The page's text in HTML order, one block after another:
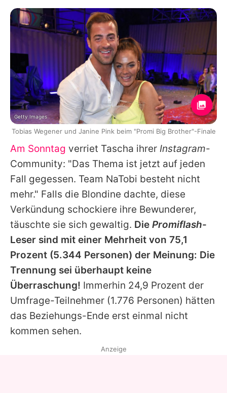
Am Sonntag verriet Tascha ihrer Instagram-
Community: "Das Thema ist jetzt auf jeden
Fall gegessen. Team NaTobi besteht nicht
mehr." Falls die Blondine dachte, diese
Verkündung schockiere ihre Bewunderer,
täuschte sie sich gewaltig. Die Promiflash-
Leser sind mit einer Mehrheit von 75,1
Prozent (5.344 Personen) der Meinung: Die
Trennung sei überhaupt keine
Überraschung! Immerhin 24,9 Prozent der
Umfrage-Teilnehmer (1.776 Personen) hätten
das Beziehungs-Ende erst einmal nicht
kommen sehen.
Getty Images
Tobias Wegener und Janine Pink beim "Promi Big Brother"-Finale
Anzeige